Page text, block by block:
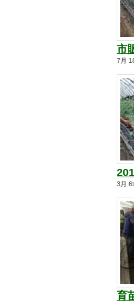
市
7月
3月
育